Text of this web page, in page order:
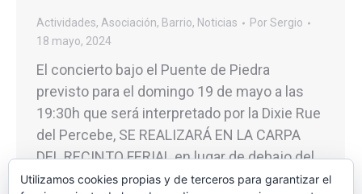
Actividades, Asociación, Barrio, Noticias PorSergio
18 mayo, 2024
El concierto bajo el Puente de Piedra
previsto para el domingo 19 de mayo a las
19:30h que será interpretado por la Dixie Rue
del Percebe, SE REALIZARÁ EN LA CARPA
DEL RECINTO FERIAL en lugar de debajo del
Puente por haber subido el nivel del río y
Utilizamos cookies propias y de terceros para garantizar el